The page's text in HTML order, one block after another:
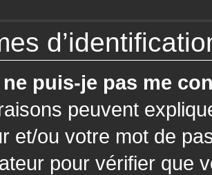
puis-je pas me
peuvent
et/ou votre mot de
pour vérifier que